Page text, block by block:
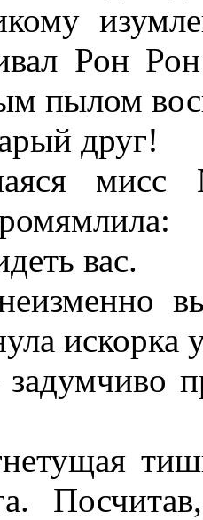
Рон
пылом
друг!
вас.
искорка